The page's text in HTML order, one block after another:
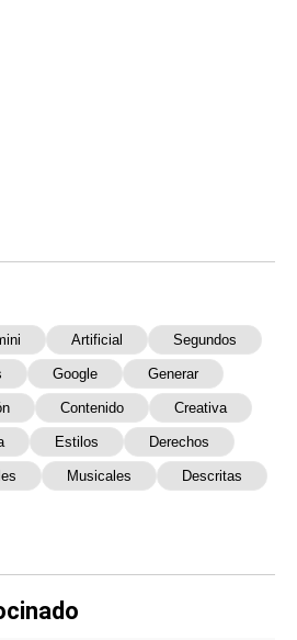
Artificial Segundos
Google Generar
Contenido Creativa
Estilos Derechos
Musicales Descritas